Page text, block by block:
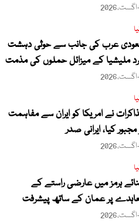
واصل
عرب کی جانب سے حوثی دہشت
ملیشیا کے میزائل حملوں کی مذمت
نے امریکا کو ایران سے مفاہمت
مجبور کیا، ایرانی صدر
ہرمز میں عارضی راستے کے
پر عمان کے ساتھ پیشرفت
مراحل میں ہے،عباس عراقچی